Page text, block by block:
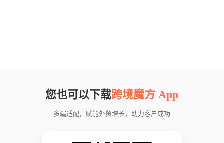
您也可以下载跨境魔方 App
多端适配，赋能外贸增长，助力客户成功